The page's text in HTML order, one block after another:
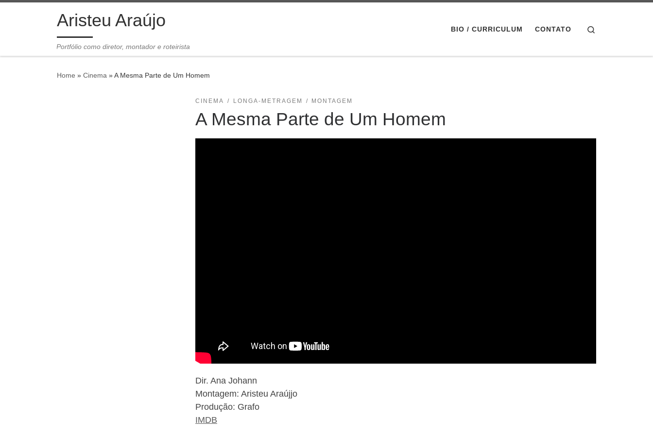
Skip to contentAristeu Araújo
Portfólio como diretor, montador e roteirista
BIO / CURRICULUM CONTATO
Home » Cinema »A Mesma Parte de Um Homem
CINEMA LONGA-METRAGEM MONTAGEM
A Mesma Parte de Um Homem
Dir. Ana Johann
Montagem: Aristeu Araújjo
Produção: Grafo
IMDB